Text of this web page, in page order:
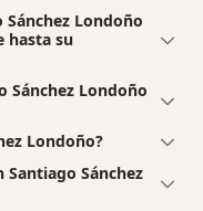
Londoño
hasta su
Sánchez Londoño
Londoño?
Sánchez